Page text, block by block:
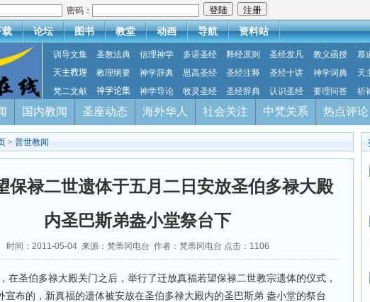
密码：
载 论坛 图书 教堂 动画 导航 资料站
训导文集 圣教法典 信理神学 多语圣经 释经原则 圣经发凡 教义函授 慕
天主教理
教理纲要 神学辞典 思高圣经 圣经注释 圣经十讲 神学词典 天
梵二文献
神学论集 神学导论 牧灵圣经 圣经辞典 认识圣经 要理问答 祈
国内教闻 圣座动态 海外华人 社会关注 中梵关系 热点评论
> 普世教闻
保禄二世遗体于五月二日安放圣伯多禄大殿
内圣巴斯弟盎小堂祭台下
时间：2011-05-04 来源：梵蒂冈电台 作者：梵蒂冈电台 点击： 1106
在圣伯多禄大殿关门之后，举行了迁放真福若望保禄二世教宗遗体的仪式，
宣布的，新真福的遗体被安放在圣伯多禄大殿内的圣巴斯弟 盎小堂的祭台